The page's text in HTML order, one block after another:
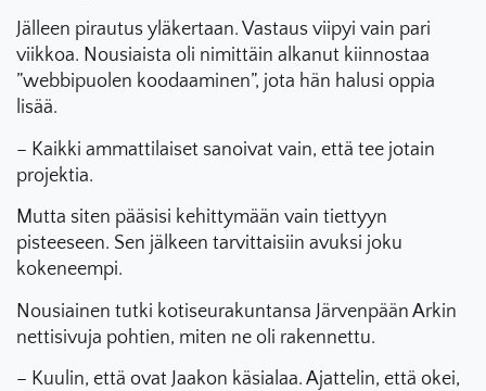
Jälleen pirautus yläkertaan. Vastaus viipyi vain pari
viikkoa. Nousiaista oli nimittäin alkanut kiinnostaa
”webbipuolen koodaaminen”, jota hän halusi oppia
lisää.
– Kaikki ammattilaiset sanoivat vain, että tee jotain
projektia.
Mutta siten pääsisi kehittymään vain tiettyyn
pisteeseen. Sen jälkeen tarvittaisiin avuksi joku
kokeneempi.
Nousiainen tutki kotiseurakuntansa Järvenpään Arkin
nettisivuja pohtien, miten ne oli rakennettu.
– Kuulin, että ovat Jaakon käsialaa. Ajattelin, että okei,